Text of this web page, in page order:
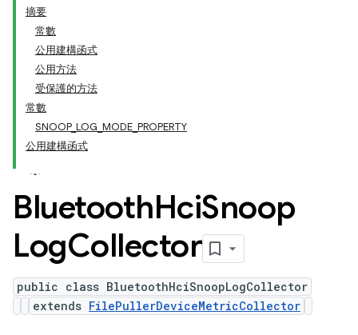
摘要
常數
公用建構函式
公用方法
受保護的方法
常數
SNOOP_LOG_MODE_PROPERTY
公用建構函式
BluetoothHciSnoop
LogCollector
public class BluetoothHciSnoopLogCollector
extends FilePullerDeviceMetricCollector